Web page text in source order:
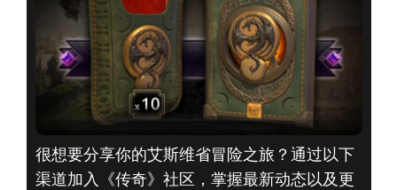
很想要分享你的艾斯维省冒险之旅？通过以下
渠道加入《传奇》社区，掌握最新动态以及更